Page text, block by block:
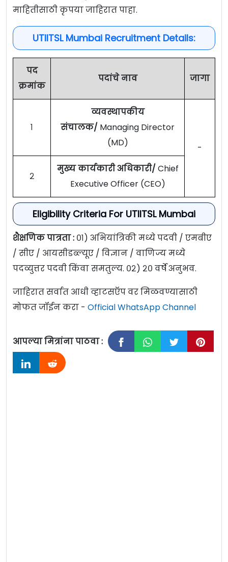
माहितीसाठी कृपया जाहिरात पाहा.
UTIITSL Mumbai Recruitment Details:
पद
क्रमांक
पदांचे नाव जागा
१
व्यवस्थापकीय
संचालक/ Managing Director
(MD)
-
२
मुख्य कार्यकारी अधिकारी/ Chief
Executive Officer (CEO)
Eligibility Criteria For UTIITSL Mumbai
शैक्षणिक पात्रता : ०१) अभियांत्रिकी मध्ये पदवी / एमबीए
/ सीए / आयसीडब्ल्यूए / विज्ञान / वाणिज्य मध्ये
पदव्युत्तर पदवी किंवा समतुल्य. ०२) २० वर्षे अनुभव.
जाहिरात सर्वात आधी व्हाटसऍप वर मिळवण्यासाठी
मोफत जॉईन करा - Official WhatsApp Channel
आपल्या मित्रांना पाठवा :